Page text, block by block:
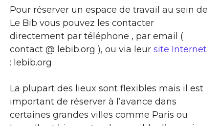
Pour réserver un espace de travail au sein de
Le Bib vous pouvez les contacter
directement par téléphone , par email (
contact @ lebib.org ), ou via leur site Internet
: lebib.org
La plupart des lieux sont flexibles mais il est
important de réserver à l’avance dans
certaines grandes villes comme Paris ou